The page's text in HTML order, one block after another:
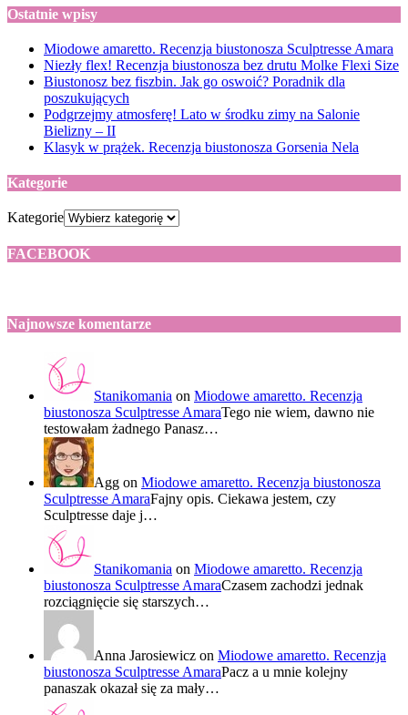
Ostatnie wpisy
Miodowe amaretto. Recenzja biustonosza Sculptresse Amara
Niezły flex! Recenzja biustonosza bez drutu Molke Flexi Size
Biustonosz bez fiszbin. Jak go oswoić? Poradnik dla
poszukujących
Podgrzejmy atmosferę! Lato w środku zimy na Salonie
Bielizny – II
Klasyk w prążek. Recenzja biustonosza Gorsenia Nela
Kategorie
Kategorie
FACEBOOK
Najnowsze komentarze
Stanikomania on Miodowe amaretto. Recenzja
biustonosza Sculptresse AmaraTego nie wiem, dawno nie
testowałam żadnego Panasz…
Agg on Miodowe amaretto. Recenzja biustonosza
Sculptresse AmaraFajny opis. Ciekawa jestem, czy
Sculptresse daje j…
Stanikomania on Miodowe amaretto. Recenzja
biustonosza Sculptresse AmaraCzasem zachodzi jednak
rozciągnięcie się starszych…
Anna Jarosiewicz on Miodowe amaretto. Recenzja
biustonosza Sculptresse AmaraPacz a u mnie kolejny
panaszak okazał się za mały…